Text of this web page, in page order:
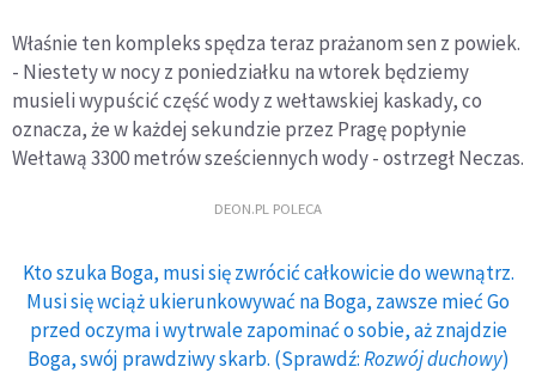
Właśnie ten kompleks spędza teraz prażanom sen z powiek.
- Niestety w nocy z poniedziałku na wtorek będziemy
musieli wypuścić część wody z wełtawskiej kaskady, co
oznacza, że w każdej sekundzie przez Pragę popłynie
Wełtawą 3300 metrów sześciennych wody - ostrzegł Neczas.
DEON.PL POLECA
Kto szuka Boga, musi się zwrócić całkowicie do wewnątrz.
Musi się wciąż ukierunkowywać na Boga, zawsze mieć Go
przed oczyma i wytrwale zapominać o sobie, aż znajdzie
Boga, swój prawdziwy skarb. (Sprawdź:Rozwój duchowy)